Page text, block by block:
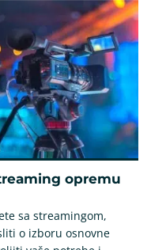
opremu
sa streamingom,
o izboru osnovne